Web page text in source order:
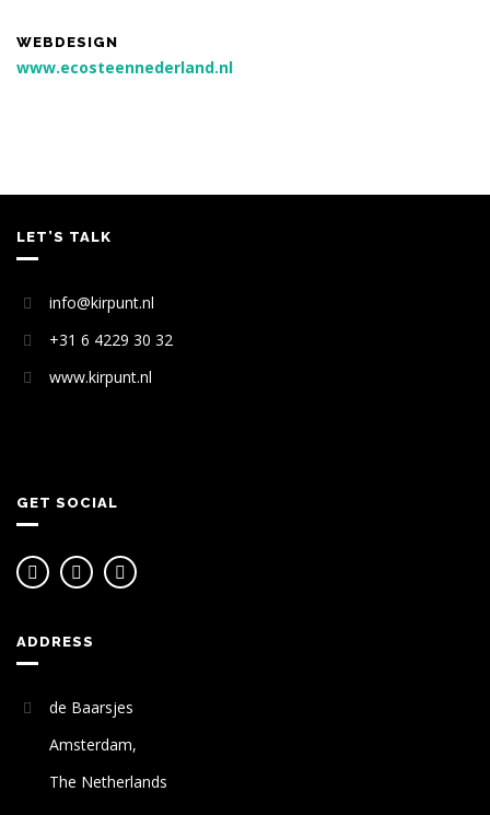
WEBDESIGN
www.ecosteennederland.nl
LET’S TALK
info@kirpunt.nl
+31 6 4229 30 32
www.kirpunt.nl
GET SOCIAL
ADDRESS
de Baarsjes
Amsterdam,
The Netherlands